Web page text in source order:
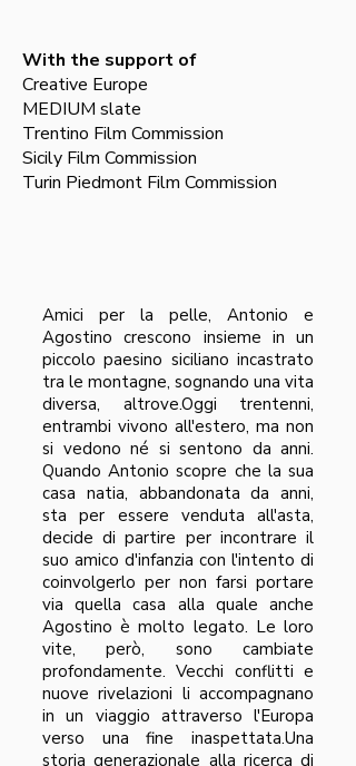
With the support of
Creative Europe
MEDIUM slate
Trentino Film Commission
Sicily Film Commission
Turin Piedmont Film Commission
Amici per la pelle, Antonio e
Agostino crescono insieme in un
piccolo paesino siciliano incastrato
tra le montagne, sognando una vita
diversa, altrove.Oggi trentenni,
entrambi vivono all'estero, ma non
si vedono né si sentono da anni.
Quando Antonio scopre che la sua
casa natia, abbandonata da anni,
sta per essere venduta all'asta,
decide di partire per incontrare il
suo amico d'infanzia con l'intento di
coinvolgerlo per non farsi portare
via quella casa alla quale anche
Agostino è molto legato. Le loro
vite, però, sono cambiate
profondamente. Vecchi conflitti e
nuove rivelazioni li accompagnano
in un viaggio attraverso l'Europa
verso una fine inaspettata.Una
storia generazionale alla ricerca di